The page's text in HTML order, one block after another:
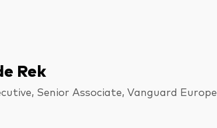
Rek
Senior Associate, Vanguard Europe